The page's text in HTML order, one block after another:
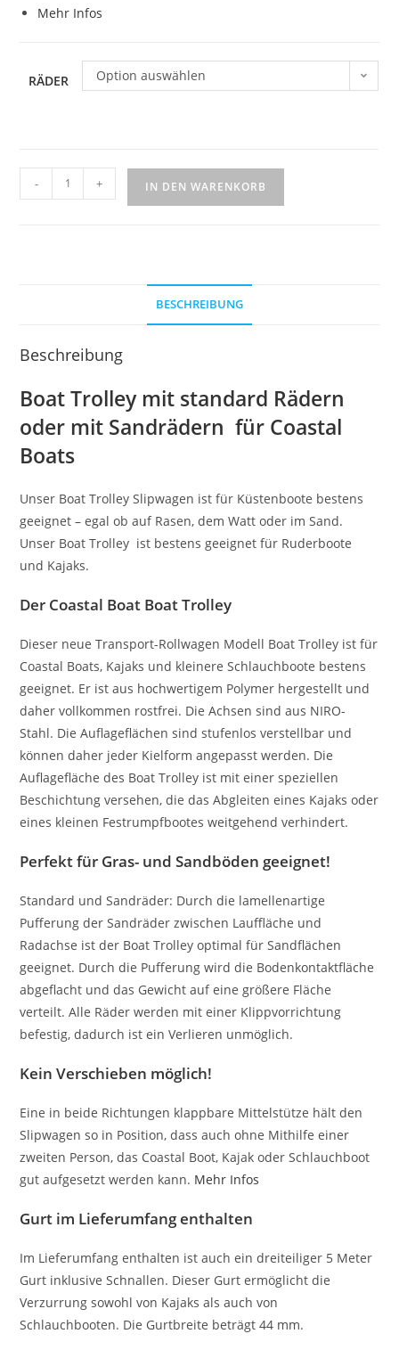
Mehr Infos
RÄDER Option auswählen
- + IN DEN WARENKORB
a
i
e
:
BESCHREIBUNG
Beschreibung
Boat Trolley mit standard Rädern
oder mit Sandrädern für Coastal
Boats
Unser Boat Trolley Slipwagen ist für Küstenboote bestens
geeignet – egal ob auf Rasen, dem Watt oder im Sand.
Unser Boat Trolley ist bestens geeignet für Ruderboote
und Kajaks.
Der Coastal Boat Boat Trolley
Dieser neue Transport-Rollwagen Modell Boat Trolley ist für
Coastal Boats, Kajaks und kleinere Schlauchboote bestens
geeignet. Er ist aus hochwertigem Polymer hergestellt und
daher vollkommen rostfrei. Die Achsen sind aus NIRO-
Stahl. Die Auflageflächen sind stufenlos verstellbar und
können daher jeder Kielform angepasst werden. Die
Auflagefläche des Boat Trolley ist mit einer speziellen
Beschichtung versehen, die das Abgleiten eines Kajaks oder
eines kleinen Festrumpfbootes weitgehend verhindert.
Perfekt für Gras- und Sandböden geeignet!
Standard und Sandräder: Durch die lamellenartige
Pufferung der Sandräder zwischen Lauffläche und
Radachse ist der Boat Trolley optimal für Sandflächen
geeignet. Durch die Pufferung wird die Bodenkontaktfläche
abgeflacht und das Gewicht auf eine größere Fläche
verteilt. Alle Räder werden mit einer Klippvorrichtung
befestig, dadurch ist ein Verlieren unmöglich.
Kein Verschieben möglich!
Eine in beide Richtungen klappbare Mittelstütze hält den
Slipwagen so in Position, dass auch ohne Mithilfe einer
zweiten Person, das Coastal Boot, Kajak oder Schlauchboot
gut aufgesetzt werden kann. Mehr Infos
Gurt im Lieferumfang enthalten
Im Lieferumfang enthalten ist auch ein dreiteiliger 5 Meter
Gurt inklusive Schnallen. Dieser Gurt ermöglicht die
Verzurrung sowohl von Kajaks als auch von
Schlauchbooten. Die Gurtbreite beträgt 44 mm.